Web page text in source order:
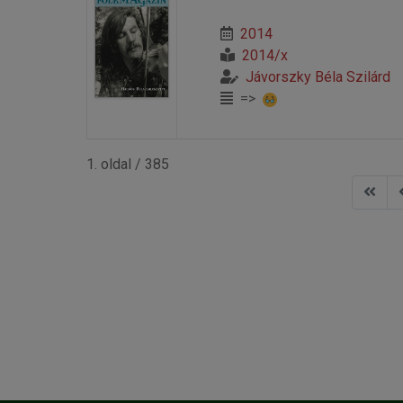
2014
2014/x
Jávorszky Béla Szilárd
=>
1. oldal / 385